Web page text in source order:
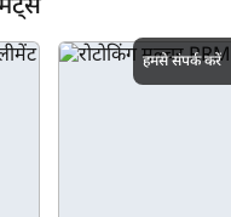
हमसे संपर्क करें